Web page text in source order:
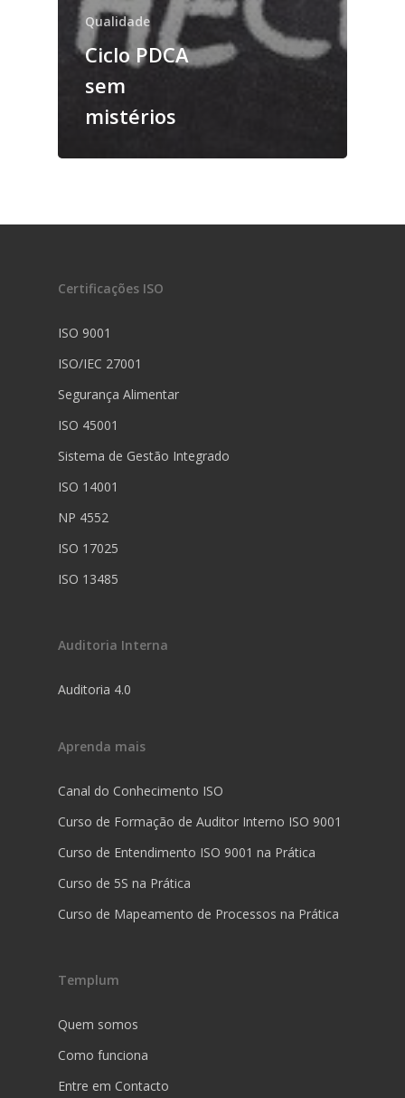
Qualidade
Ciclo PDCA
sem
mistérios
Certificações ISO
ISO 9001
ISO/IEC 27001
Segurança Alimentar
ISO 45001
Sistema de Gestão Integrado
ISO 14001
NP 4552
ISO 17025
ISO 13485
Auditoria Interna
Auditoria 4.0
Aprenda mais
Canal do Conhecimento ISO
Curso de Formação de Auditor Interno ISO 9001
Curso de Entendimento ISO 9001 na Prática
Curso de 5S na Prática
Curso de Mapeamento de Processos na Prática
Templum
Quem somos
Como funciona
Entre em Contacto